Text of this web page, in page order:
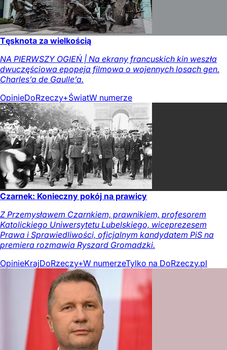
Tęsknota za wielkością
NA PIERWSZY OGIEŃ | Na ekrany francuskich kin weszła
dwuczęściowa epopeja filmowa o wojennych losach gen.
Charles’a de Gaulle’a.
OpinieDoRzeczy+ŚwiatW numerze
Czarnek: Konieczny pokój na prawicy
Z Przemysławem Czarnkiem, prawnikiem, profesorem
Katolickiego Uniwersytetu Lubelskiego, wiceprezesem
Prawa i Sprawiedliwości, oficjalnym kandydatem PiS na
premiera rozmawia Ryszard Gromadzki.
OpinieKrajDoRzeczy+W numerzeTylko na DoRzeczy.pl